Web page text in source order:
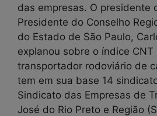
das empresas. O presidente
Presidente do Conselho
do Estado de São Paulo,
explanou sobre o índice
transportador rodoviário de
tem em sua base 14
Sindicato das Empresas de
José do Rio Preto e Região